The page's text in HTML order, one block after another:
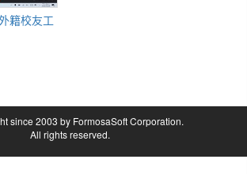
since 2003 by FormosaSoft Corporation.
All rights reserved.